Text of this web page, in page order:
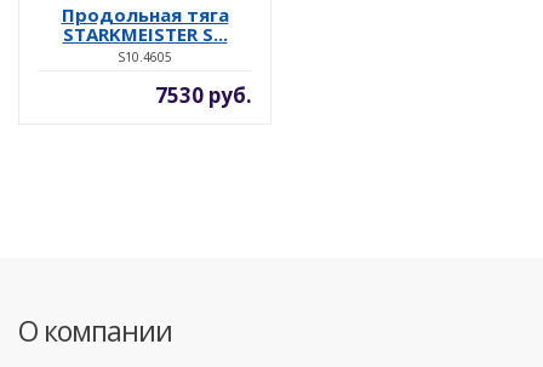
Продольная тяга
STARKMEISTER S...
S10.4605
7530 руб.
О компании